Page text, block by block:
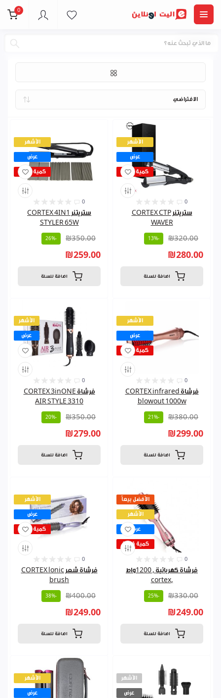
0
CORTEX
الأشهر
عرض
كمية قليلة
0
ستريتنر CORTEX 4IN1
STYLER 65W
₪350.00
-26%
₪259.00
اضافة للسلة
الأشهر
عرض
كمية قليلة
0
ستريتنر CORTEX CTP
WAVER
₪320.00
-13%
₪280.00
اضافة للسلة
الأشهر
عرض
0
فرشاة CORTEX 3inONE
AIR STYLE 3310
₪350.00
-20%
₪279.00
اضافة للسلة
الأشهر
عرض
كمية قليلة
0
فرشاة CORTEX infrared
blowout 1000w
₪380.00
-21%
₪299.00
اضافة للسلة
الأشهر
عرض
كمية قليلة
0
فرشاة شعر CORTEX lonic
brush
₪400.00
-38%
₪249.00
اضافة للسلة
الأفضل بيعاً
الأشهر
عرض
كمية قليلة
0
فرشاة كهربائية , 1200واط
,cortex
₪330.00
-25%
₪249.00
اضافة للسلة
الأشهر
عرض
الأشهر
عرض